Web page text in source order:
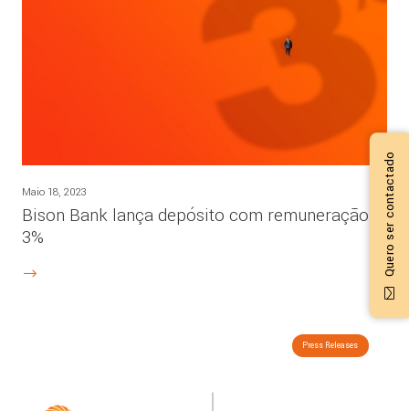
Maio 18, 2023
Bison Bank lança depósito com remuneração a
3%
Press Releases
Quero ser contactado